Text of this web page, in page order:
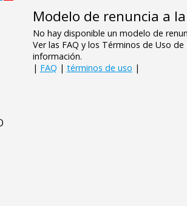
Modelo de renuncia a
No hay disponible un modelo de
Ver las FAQ y los Términos de Uso
información.
| FAQ | términos de uso |